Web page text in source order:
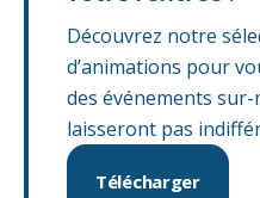
Découvrez notre
d’animations pour
des événements
laisseront pas
Télécharger